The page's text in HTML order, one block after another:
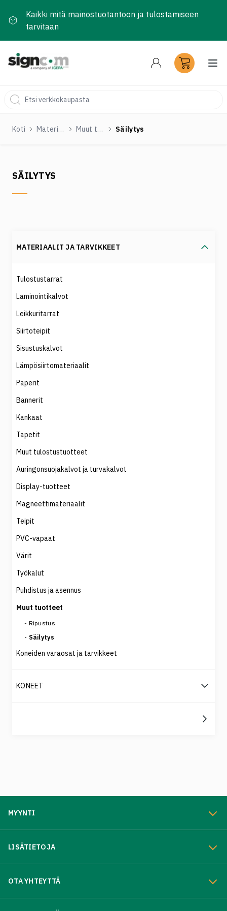
Kaikki mitä mainostuotantoon ja tulostamiseen
tarvitaan
Koti Materiaalit ja tarvikkeet Muut tuotteet Säilytys
SÄILYTYS
MATERIAALIT JA TARVIKKEET
Tulostustarrat
Laminointikalvot
Leikkuritarrat
Siirtoteipit
Sisustuskalvot
Lämpösiirtomateriaalit
Paperit
Bannerit
Kankaat
Tapetit
Muut tulostustuotteet
Auringonsuojakalvot ja turvakalvot
Display-tuotteet
Magneettimateriaalit
Teipit
PVC-vapaat
Värit
Työkalut
Puhdistus ja asennus
Muut tuotteet
Ripustus
Säilytys
Koneiden varaosat ja tarvikkeet
KONEET
MYYNTI
LISÄTIETOJA
OTA YHTEYTTÄ